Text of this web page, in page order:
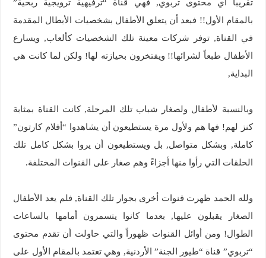
تقريباً أي محتوى تربوي, فهي قناة “ترفيهية ترويجية ربحية”
بالمقام الأول!! فبعد أن يتعلق الأطفال بشخصيات الأبطال المقدمة
في القناة, توفر شركات معينة تلك الشخصيات كألعاب, ويسارع
الأطفال طبعاً لشرائها!! ويفتخرون بحيازته لها! ولكن لما كانت هي
البداية,
وبالنسبة لأطفال ولصغار شباب تلك المرحلة, كانت القناة بمثابة
كنز لهم! فها هم ولأول مرة يستطيعون أن يشاهدوا “أفلام كارتون”
كاملة, وبشكل متواصل, بل ويستطيعون أن يروا بشكل كامل تلك
الحلقات التي رأوا منها أجزاءً وهم صغار على القنوات المختلفة.
ولله الحمد ظهرت قنوات أخرى بجوار تلك القناة, فلم يعد الأطفال
الصغار يقبلون عليها, بعدما كانوا يتسمرون أمامها بالساعات
الطوال! ومن أوائل القنوات ظهوراً والتي حاولت أن تقدم محتوى
“تربوي” قناة “طيور الجنة” الأردنية, وهي تعتمد بالمقام الأول على